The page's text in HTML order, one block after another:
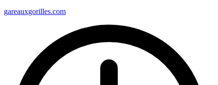
gareauxgorilles.com